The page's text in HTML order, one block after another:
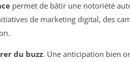
permet de bâtir une notoriété
de marketing digital, des
du buzz. Une anticipation bien